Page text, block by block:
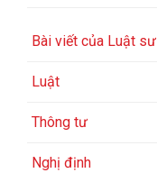
Bài viết của Luật sư
Luật
Thông tư
Nghị định